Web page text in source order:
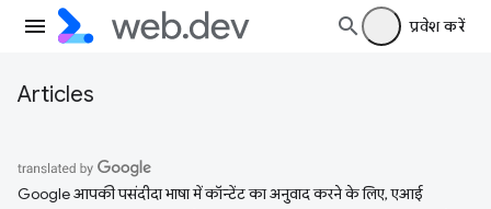
प्रवेश करें
Articles
Google आपकी पसंदीदा भाषा में कॉन्टेंट का अनुवाद करने के लिए, एआई